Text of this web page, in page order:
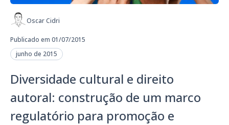
Oscar Cidri
Publicado em 01/07/2015
junho de 2015
Diversidade cultural e direito
autoral: construção de um marco
regulatório para promoção e